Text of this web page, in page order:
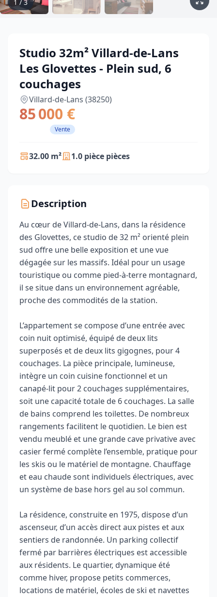
1 /3
Studio 32m² Villard-de-Lans
Les Glovettes - Plein sud, 6
couchages
Villard-de-Lans (38250)
85 000 €
Vente
32.00 m² 1.0 pièce pièces
Description
Au cœur de Villard-de-Lans, dans la résidence
des Glovettes, ce studio de 32 m² orienté plein
sud offre une belle exposition et une vue
dégagée sur les massifs. Idéal pour un usage
touristique ou comme pied-à-terre montagnard,
il se situe dans un environnement agréable,
proche des commodités de la station.
L’appartement se compose d’une entrée avec
coin nuit optimisé, équipé de deux lits
superposés et de deux lits gigognes, pour 4
couchages. La pièce principale, lumineuse,
intègre un coin cuisine fonctionnel et un
canapé-lit pour 2 couchages supplémentaires,
soit une capacité totale de 6 couchages. La salle
de bains comprend les toilettes. De nombreux
rangements facilitent le quotidien. Le bien est
vendu meublé et une grande cave privative avec
casier fermé complète l’ensemble, pratique pour
les skis ou le matériel de montagne. Chauffage
et eau chaude sont individuels électriques, avec
un système de base hors gel au sol commun.
La résidence, construite en 1975, dispose d’un
ascenseur, d’un accès direct aux pistes et aux
sentiers de randonnée. Un parking collectif
fermé par barrières électriques est accessible
aux résidents. Le quartier, dynamique été
comme hiver, propose petits commerces,
locations de matériel, écoles de ski et navettes